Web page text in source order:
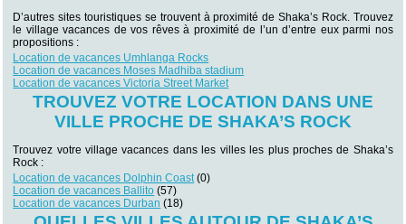
D’autres sites touristiques se trouvent à proximité de Shaka’s Rock. Trouvez
le village vacances de vos rêves à proximité de l’un d’entre eux parmi nos
propositions :
Location de vacances Umhlanga Rocks
Location de vacances Moses Madhiba stadium
Location de vacances Victoria Street Market
TROUVEZ VOTRE LOCATION DANS UNE
VILLE PROCHE DE SHAKA’S ROCK
Trouvez votre village vacances dans les villes les plus proches de Shaka’s
Rock :
Location de vacances Dolphin Coast(0)
Location de vacances Ballito (57)
Location de vacances Durban (18)